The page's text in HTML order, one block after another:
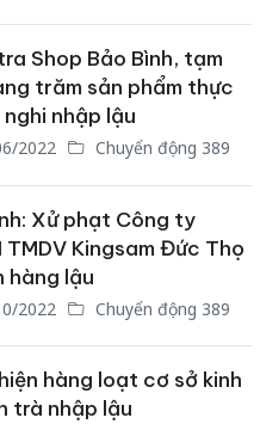
Shop Bảo Bình, tạm
trăm sản phẩm thực
nghi nhập lậu
2022 Chuyển động 389
Xử phạt Công ty
TMDV Kingsam Đức Thọ
hàng lậu
2022 Chuyển động 389
hàng loạt cơ sở kinh
trà nhập lậu